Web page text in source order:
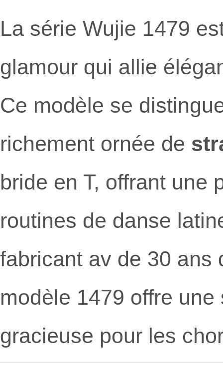
La série Wujie 1479
glamour qui allie
Ce modèle se
richement ornée de
bride en T, offrant une
routines de danse
fabricant av de 30 ans
modèle 1479 offre
gracieuse pour les